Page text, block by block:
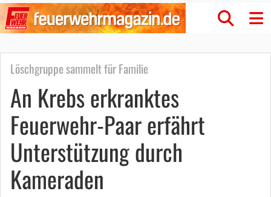
Löschgruppe sammelt für Familie
An Krebs erkranktes
Feuerwehr-Paar erfährt
Unterstützung durch
Kameraden